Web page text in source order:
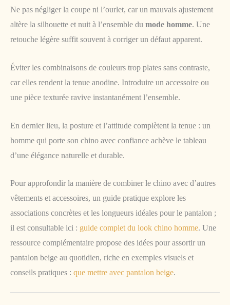
Ne pas négliger la coupe ni l’ourlet, car un mauvais ajustement
altère la silhouette et nuit à l’ensemble du mode homme. Une
retouche légère suffit souvent à corriger un défaut apparent.
Éviter les combinaisons de couleurs trop plates sans contraste,
car elles rendent la tenue anodine. Introduire un accessoire ou
une pièce texturée ravive instantanément l’ensemble.
En dernier lieu, la posture et l’attitude complètent la tenue : un
homme qui porte son chino avec confiance achève le tableau
d’une élégance naturelle et durable.
Pour approfondir la manière de combiner le chino avec d’autres
vêtements et accessoires, un guide pratique explore les
associations concrètes et les longueurs idéales pour le pantalon ;
il est consultable ici : guide complet du look chino homme. Une
ressource complémentaire propose des idées pour assortir un
pantalon beige au quotidien, riche en exemples visuels et
conseils pratiques : que mettre avec pantalon beige.